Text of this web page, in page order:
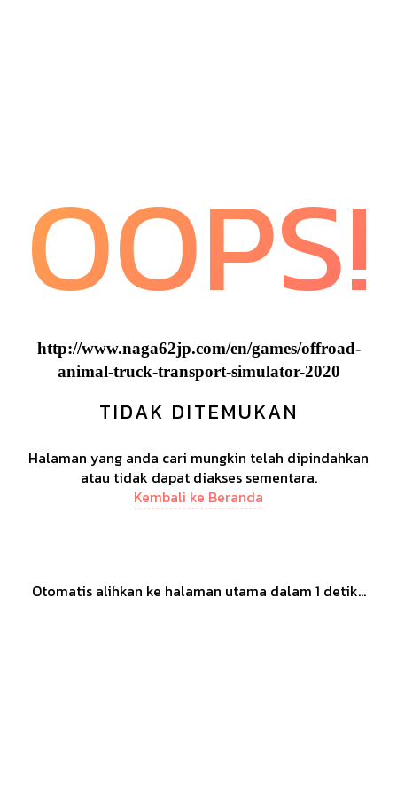
OOPS!
http://www.naga62jp.com/en/games/offroad-
animal-truck-transport-simulator-2020
TIDAK DITEMUKAN
Halaman yang anda cari mungkin telah dipindahkan
atau tidak dapat diakses sementara.
Kembali ke Beranda
Otomatis alihkan ke halaman utama dalam 1 detik...